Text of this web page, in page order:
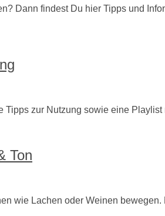
Dann findest Du hier Tipps und
zur Nutzung sowie eine
Ton
wie Lachen oder Weinen